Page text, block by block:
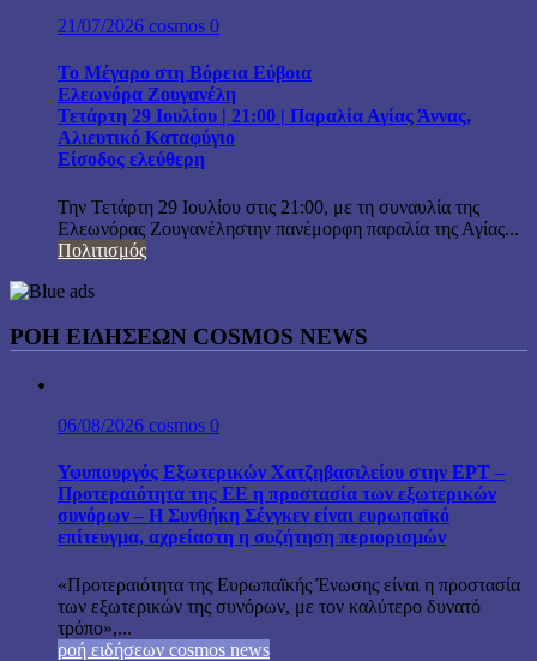
21/07/2026 cosmos 0
Το Μέγαρο στη Βόρεια Εύβοια
Ελεωνόρα Ζουγανέλη
Τετάρτη 29 Ιουλίου | 21:00 | Παραλία Αγίας Άννας,
Αλιευτικό Καταφύγιο
Είσοδος ελεύθερη
Την Τετάρτη 29 Ιουλίου στις 21:00, με τη συναυλία της
Ελεωνόρας Ζουγανέληστην πανέμορφη παραλία της Αγίας...
Πολιτισμός
ΡΟΗ ΕΙΔΗΣΕΩΝ COSMOS NEWS
06/08/2026 cosmos 0
Υφυπουργός Εξωτερικών Χατζηβασιλείου στην ΕΡΤ –
Προτεραιότητα της ΕΕ η προστασία των εξωτερικών
συνόρων – Η Συνθήκη Σένγκεν είναι ευρωπαϊκό
επίτευγμα, αχρείαστη η συζήτηση περιορισμών
«Προτεραιότητα της Ευρωπαϊκής Ένωσης είναι η προστασία
των εξωτερικών της συνόρων, με τον καλύτερο δυνατό
τρόπο»,...
ροή ειδήσεων cosmos news